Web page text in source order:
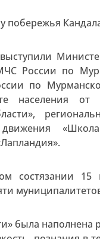
побережья
России по
по
населения
состязании 15
была наполнена